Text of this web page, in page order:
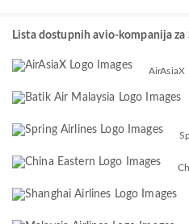
Lista dostupnih avio-kompanija za
AirAsiaX